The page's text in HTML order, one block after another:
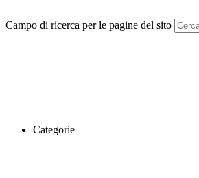
Campo di ricerca per le pagine del sito
Categorie